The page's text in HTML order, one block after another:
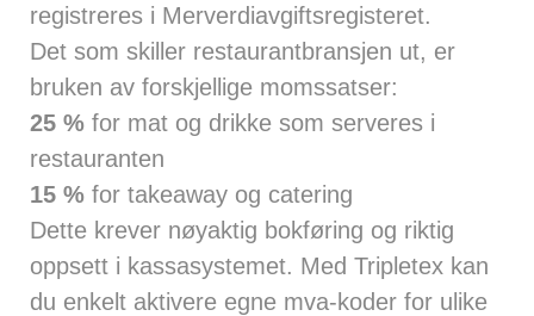
registreres i Merverdiavgiftsregisteret.
Det som skiller restaurantbransjen ut, er
bruken av forskjellige momssatser:
25 % for mat og drikke som serveres i
restauranten
15 % for takeaway og catering
Dette krever nøyaktig bokføring og riktig
oppsett i kassasystemet. Med Tripletex kan
du enkelt aktivere egne mva-koder for ulike